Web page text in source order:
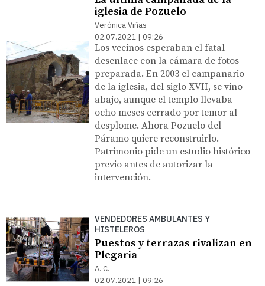
iglesia de Pozuelo
Verónica Viñas
02.07.2021 | 09:26
Los vecinos esperaban el fatal
desenlace con la cámara de fotos
preparada. En 2003 el campanario
de la iglesia, del siglo XVII, se vino
abajo, aunque el templo llevaba
ocho meses cerrado por temor al
desplome. Ahora Pozuelo del
Páramo quiere reconstruirlo.
Patrimonio pide un estudio histórico
previo antes de autorizar la
intervención.
VENDEDORES AMBULANTES Y
HISTELEROS
Puestos y terrazas rivalizan en
Plegaria
A. C.
02.07.2021 | 09:26